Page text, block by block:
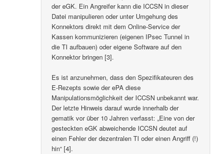
der eGK. Ein Angreifer kann die ICCSN in dieser
Datei manipulieren oder unter Umgehung des
Konnektors direkt mit dem Online-Service der
Kassen kommunizieren (eigenen IPsec Tunnel in
die TI aufbauen) oder eigene Software auf den
Konnektor bringen [3].
Es ist anzunehmen, dass den Spezifikateuren des
E-Rezepts sowie der ePA diese
Manipulationsmöglichkeit der ICCSN unbekannt war.
Der letzte Hinweis darauf wurde innerhalb der
gematik vor über 10 Jahren verfasst: „Eine von der
gesteckten eGK abweichende ICCSN deutet auf
einen Fehler der dezentralen TI oder einen Angriff (!)
hin“ [4].